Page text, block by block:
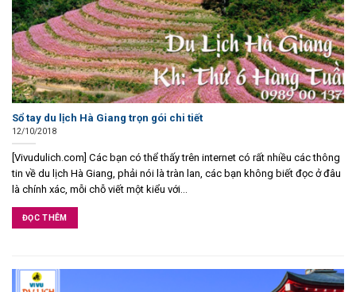
Sổ tay du lịch Hà Giang trọn gói chi tiết
12/10/2018
[Vivudulich.com] Các bạn có thể thấy trên internet có rất nhiều các thông
tin về du lịch Hà Giang, phải nói là tràn lan, các bạn không biết đọc ở đâu
là chính xác, mỗi chỗ viết một kiểu với...
ĐỌC THÊM